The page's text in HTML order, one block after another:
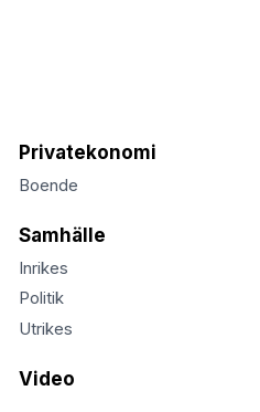
Privatekonomi
Boende
Samhälle
Inrikes
Politik
Utrikes
Video